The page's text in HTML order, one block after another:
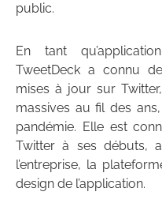
public.
En tant
TweetDeck a connu
mises à jour sur
massives au fil des
pandémie. Elle est
Twitter à ses débuts,
l’entreprise, la
design de l’application.